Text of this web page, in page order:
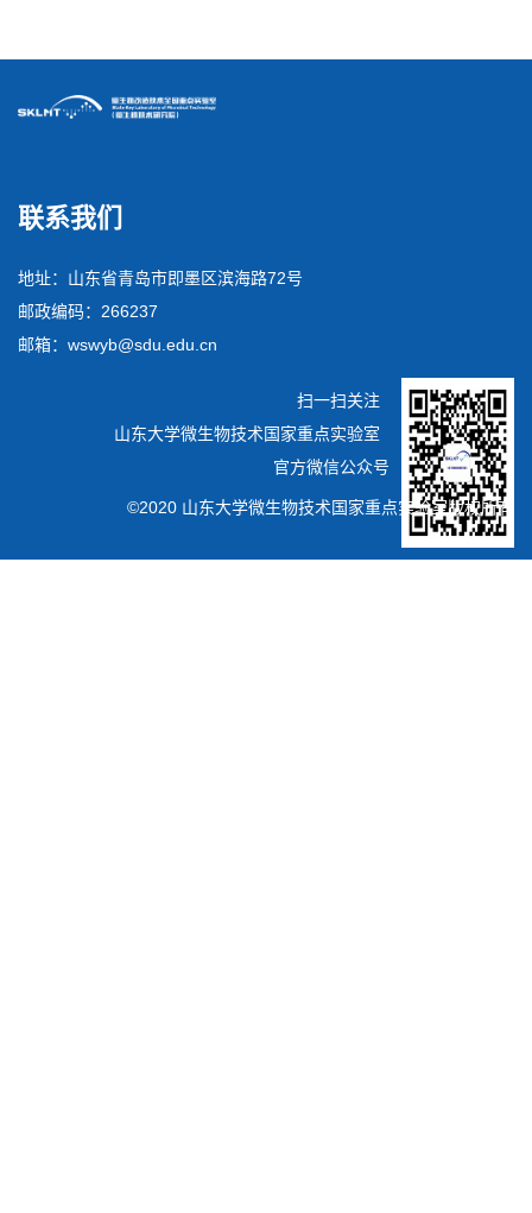
联系我们
地址：山东省青岛市即墨区滨海路72号
邮政编码：266237
邮箱：wswyb@sdu.edu.cn
扫一扫关注
山东大学微生物技术国家重点实验室
官方微信公众号
©2020 山东大学微生物技术国家重点实验室版权所有